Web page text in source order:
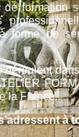
de formation
forme de
déroulent
la France.
à